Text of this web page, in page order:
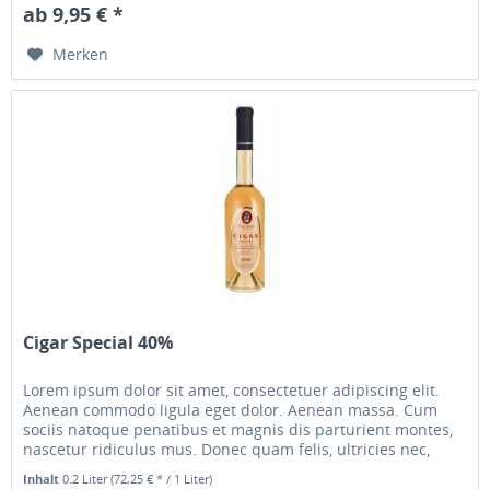
ab 9,95 € *
Merken
Cigar Special 40%
Lorem ipsum dolor sit amet, consectetuer adipiscing elit.
Aenean commodo ligula eget dolor. Aenean massa. Cum
sociis natoque penatibus et magnis dis parturient montes,
nascetur ridiculus mus. Donec quam felis, ultricies nec,
pellentesque...
Inhalt0.2 Liter(72,25 € * / 1 Liter)